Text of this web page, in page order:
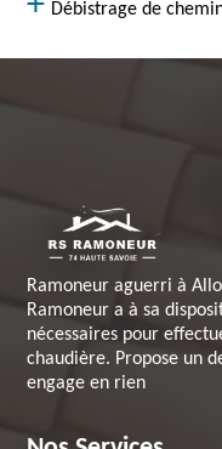
Débistrage de
Ramoneur aguerri à
Ramoneur a à sa
nécessaires pour
chaudière. Propose un
engage en rien